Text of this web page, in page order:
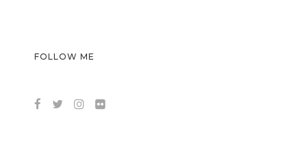
FOLLOW ME